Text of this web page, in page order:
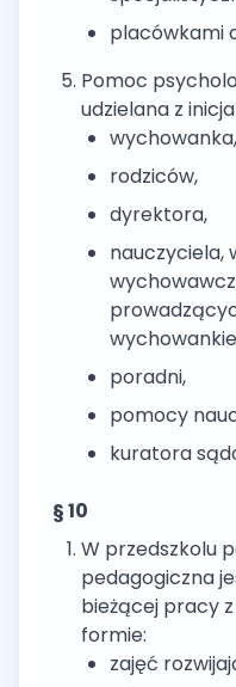
placówkami
Pomoc
udzielana z
wychowanka,
rodziców,
dyrektora,
nauczyciela,
poradni,
pomocy
kuratora
§ 10
W przedszkolu
pedagogiczna
bieżącej pracy
formie:
zajęć